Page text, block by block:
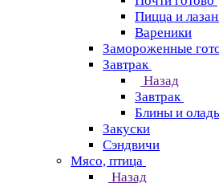
Пицца и
Вареники
Замороженные
Завтрак
Назад
Завтрак
Блины и
Закуски
Сэндвичи
Мясо, птица
Назад